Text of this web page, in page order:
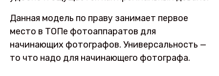
Данная модель по праву занимает первое
место в ТОПе фотоаппаратов для
начинающих фотографов. Универсальность —
то что надо для начинающего фотографа.